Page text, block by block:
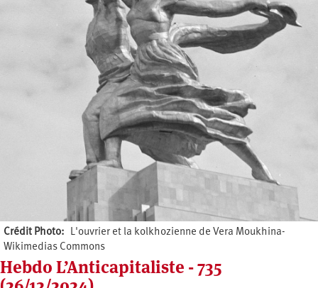
Crédit Photo
L'ouvrier et la kolkhozienne de Vera Moukhina-
Wikimedias Commons
Hebdo L’Anticapitaliste - 735